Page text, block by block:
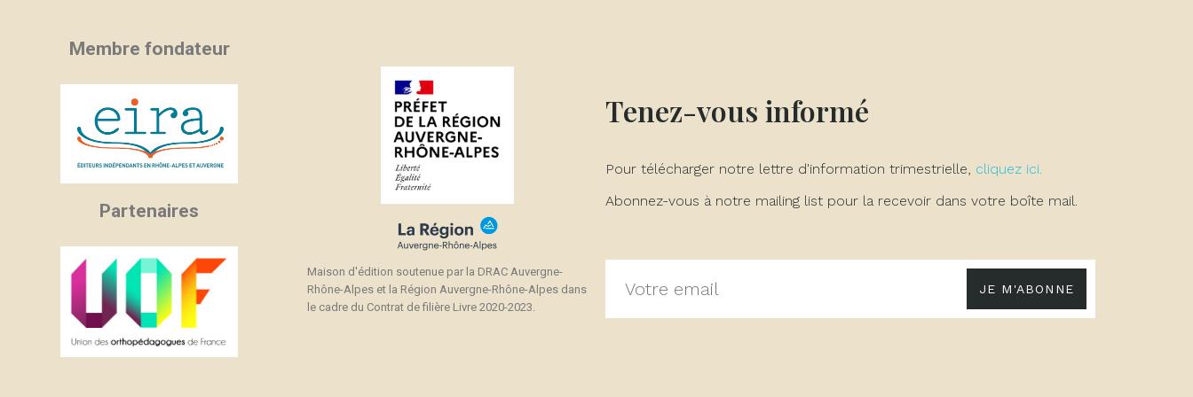
Membre fondateur
Partenaires
Maison d'édition soutenue par la DRAC Auvergne-
Rhône-Alpes et la Région Auvergne-Rhône-Alpes dans
le cadre du Contrat de filière Livre 2020-2023.
Tenez-vous informé
Pour télécharger notre lettre d'information trimestrielle, cliquez ici.
Abonnez-vous à notre mailing list pour la recevoir dans votre boîte mail.
JE M'ABONNE